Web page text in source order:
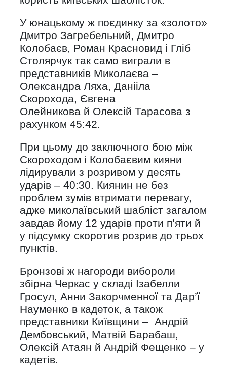
У юнацькому ж поєдинку за «золото»
Дмитро Загребельний, Дмитро
Колобаєв, Роман Красновид і Гліб
Столярчук так само виграли в
представників Миколаєва –
Олександра Ляха, Данііла
Скорохода, Євгена
Олейникова й Олексій Тарасова з
рахунком 45:42.
При цьому до заключного бою між
Скороходом і Колобаєвим кияни
лідирували з розривом у десять
ударів – 40:30. Киянин не без
проблем зумів втримати перевагу,
адже миколаївський шабліст загалом
завдав йому 12 ударів проти п’яти й
у підсумку скоротив розрив до трьох
пунктів.
Бронзові ж нагороди вибороли
збірна Черкас у складі Ізабелли
Гросул, Анни Закорчменної та Дар’ї
Науменко в кадеток, а також
представники Київщини – Андрій
Дембовський, Матвій Барабаш,
Олексій Атаян й Андрій Фещенко – у
кадетів.